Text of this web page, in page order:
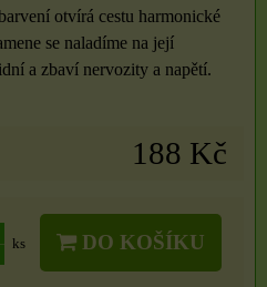
otvírá cestu harmonické
se naladíme na její
a zbaví nervozity a napětí.
188 Kč
ks DO KOŠÍKU